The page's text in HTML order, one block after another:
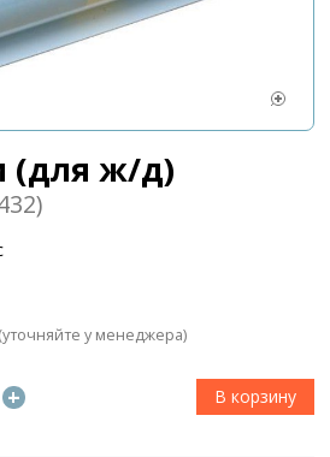
(для ж/д)
(уточняйте у менеджера)
+